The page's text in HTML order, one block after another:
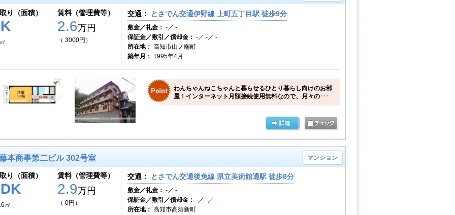
り（面積） 賃料（管理費等）
2.6万円
（ 3000円）
交通： とさでん交通伊野線 上町五丁目駅 徒歩9分
敷金／礼金： -／ -
保証金／敷引／償却金： -／ -／ -
所在地： 高知市山ノ端町
築年月： 1995年4月
わんちゃんねこちゃんと暮らせるひとり暮らし向けのお部
屋！インターネット月額接続使用無料なので、月々の･･･
本商事第二ビル 302号室 マンション
り（面積）
㎡
賃料（管理費等）
2.9万円
（ 0円）
交通： とさでん交通後免線 県立美術館通駅 徒歩8分
敷金／礼金： -／ -
保証金／敷引／償却金： -／ -／ -
所在地： 高知市高須新町